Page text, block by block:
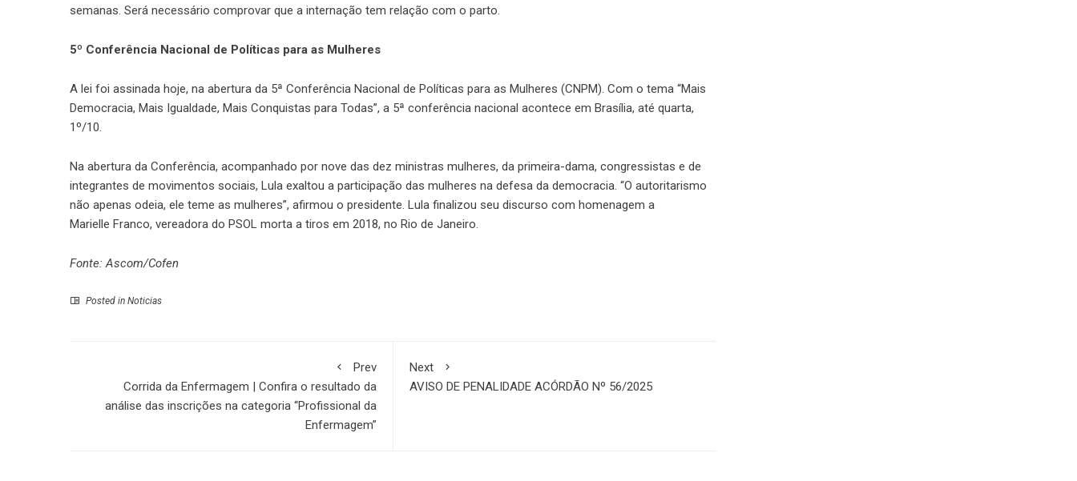
semanas. Será necessário comprovar que a internação tem relação com o parto.
5º Conferência Nacional de Políticas para as Mulheres
A lei foi assinada hoje, na abertura da 5ª Conferência Nacional de Políticas para as Mulheres (CNPM). Com o tema “Mais
Democracia, Mais Igualdade, Mais Conquistas para Todas”, a 5ª conferência nacional acontece em Brasília, até quarta,
1º/10.
Na abertura da Conferência, acompanhado por nove das dez ministras mulheres, da primeira-dama, congressistas e de
integrantes de movimentos sociais, Lula exaltou a participação das mulheres na defesa da democracia. “O autoritarismo
não apenas odeia, ele teme as mulheres”, afirmou o presidente. Lula finalizou seu discurso com homenagem a
Marielle Franco, vereadora do PSOL morta a tiros em 2018, no Rio de Janeiro.
Fonte: Ascom/Cofen
Posted in Noticias
Prev
Corrida da Enfermagem | Confira o resultado da
análise das inscrições na categoria “Profissional da
Enfermagem”
Next
AVISO DE PENALIDADE ACÓRDÃO Nº 56/2025